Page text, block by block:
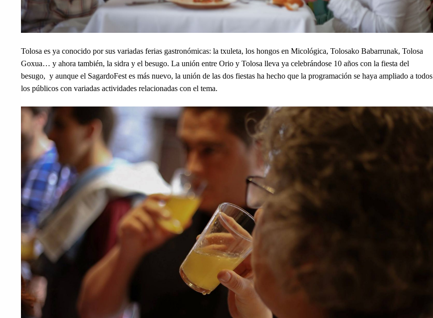
Tolosa es ya conocido por sus variadas ferias gastronómicas: la txuleta, los hongos en Micológica, Tolosako Babarrunak, Tolosa
Goxua… y ahora también, la sidra y el besugo. La unión entre Orio y Tolosa lleva ya celebrándose 10 años con la fiesta del
besugo,  y aunque el SagardoFest es más nuevo, la unión de las dos fiestas ha hecho que la programación se haya ampliado a todos
los públicos con variadas actividades relacionadas con el tema.